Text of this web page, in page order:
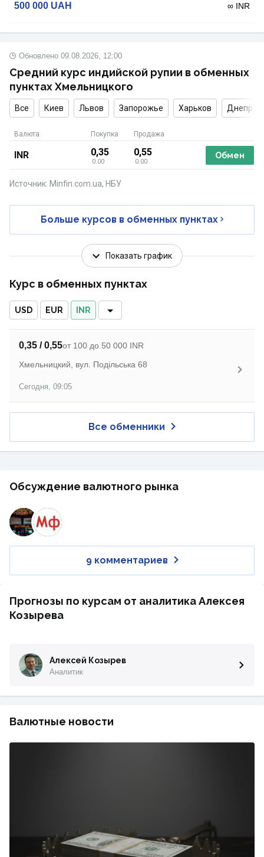
500 000 UAH ∞ INR
Средний курс индийской рупии в обменных
пунктах Хмельницкого
Обновлено 09.08.2026, 12:00
Все Киев Львов Запорожье Харьков Днепр
Валюта Покупка Продажа
INR 0,35
0.00
0,55
0.00
Обмен
Больше курсов в обменных пунктах
Источник: Minfin.com.ua, НБУ
Показать график
Курс в обменных пунктах
USD EUR INR
0,35 / 0,55от 100 до 50 000 INR
Хмельницкий, вул. Подільська 68
Сегодня, 09:05
Все обменники
Обсуждение валютного рынка
9 комментариев
Прогнозы по курсам от аналитика Алексея
Козырева
Алексей Козырев
Аналитик
Валютные новости